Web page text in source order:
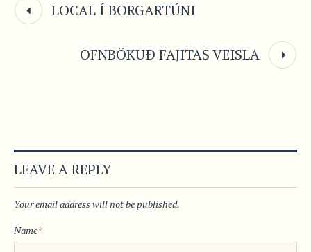
LOCAL Í BORGARTÚNI
OFNBÖKUÐ FAJITAS VEISLA
LEAVE A REPLY
Your email address will not be published.
Name*